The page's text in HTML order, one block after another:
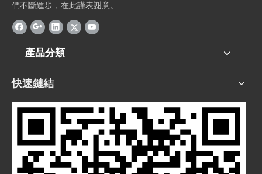
們不斷進步，在此謹表謝意。
產品分類
快速鏈結